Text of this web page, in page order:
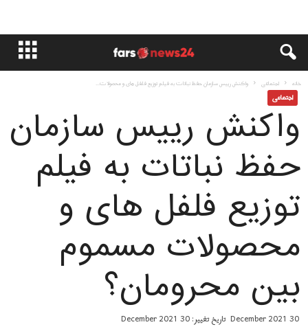
خانه اجتماعی واكنش رییس سازمان حفظ نباتات به فيلم توزیع فلفل های و محصولات...
اجتماعی
واكنش رییس سازمان
حفظ نباتات به فيلم
توزیع فلفل های و
محصولات مسموم
بین محرومان؟
30 December 2021 تاریخ تغییر: 30 December 2021